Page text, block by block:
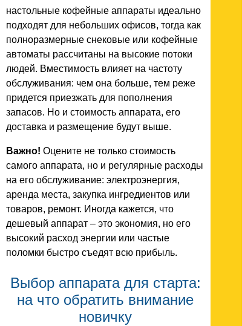
настольные кофейные аппараты идеально
подходят для небольших офисов, тогда как
полноразмерные снековые или кофейные
автоматы рассчитаны на высокие потоки
людей. Вместимость влияет на частоту
обслуживания: чем она больше, тем реже
придется приезжать для пополнения
запасов. Но и стоимость аппарата, его
доставка и размещение будут выше.
Важно! Оцените не только стоимость
самого аппарата, но и регулярные расходы
на его обслуживание: электроэнергия,
аренда места, закупка ингредиентов или
товаров, ремонт. Иногда кажется, что
дешевый аппарат – это экономия, но его
высокий расход энергии или частые
поломки быстро съедят всю прибыль.
Выбор аппарата для старта:
на что обратить внимание
новичку